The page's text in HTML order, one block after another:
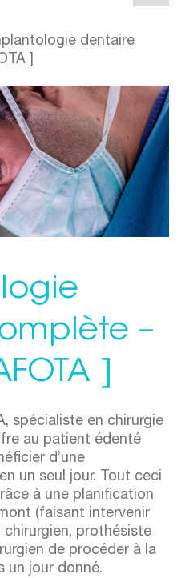
dentaire
]
–
]
spécialiste en chirurgie
au patient édenté
d’une
un seul jour. Tout ceci
à une planification
(faisant intervenir
chirurgien, prothésiste
de procéder à la
un jour donné.